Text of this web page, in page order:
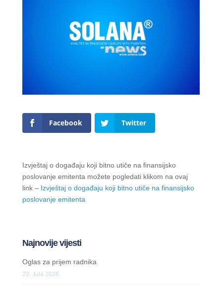
Facebook Twitter
Izvještaj o događaju koji bitno utiče na finansijsko
poslovanje emitenta možete pogledati klikom na ovaj
link – Izvještaj o događaju koji bitno utiče na finansijsko
poslovanje emitenta
Najnovije vijesti
Oglas za prijem radnika
23. Jula 2026.